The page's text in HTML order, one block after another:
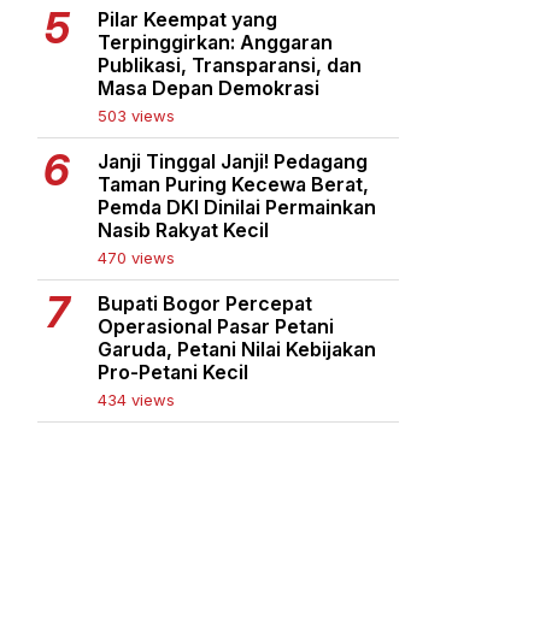
Pilar Keempat yang
Terpinggirkan: Anggaran
Publikasi, Transparansi, dan
Masa Depan Demokrasi
503 views
Janji Tinggal Janji! Pedagang
Taman Puring Kecewa Berat,
Pemda DKI Dinilai Permainkan
Nasib Rakyat Kecil
470 views
Bupati Bogor Percepat
Operasional Pasar Petani
Garuda, Petani Nilai Kebijakan
Pro-Petani Kecil
434 views